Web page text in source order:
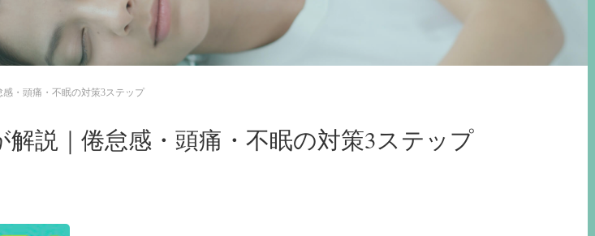
・頭痛・不眠の対策3ステップ
説｜倦怠感・頭痛・不眠の対策3ステップ